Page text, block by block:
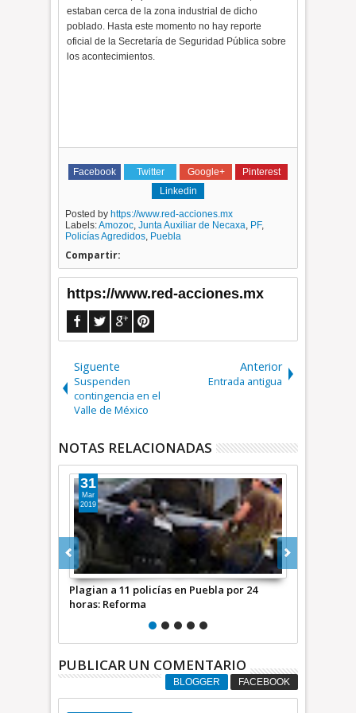
estaban cerca de la zona industrial de dicho
poblado. Hasta este momento no hay reporte
oficial de la Secretaría de Seguridad Pública sobre
los acontecimientos.
Facebook Twitter Google+
Pinterest
Linkedin
Posted by https://www.red-acciones.mx
Labels:Amozoc,Junta Auxiliar de Necaxa, PF,
Policías Agredidos, Puebla
Compartir:
https://www.red-acciones.mx
Siguente
Suspenden
contingencia en el
Valle de México
Anterior
Entrada antigua
NOTAS RELACIONADAS
Asesinan al periodista Josué Martínez
Contreras en San Martín Texmelucan,
Puebla * COMUNICADO
17
Jul
2026
PUBLICAR UN COMENTARIO
BLOGGER FACEBOOK